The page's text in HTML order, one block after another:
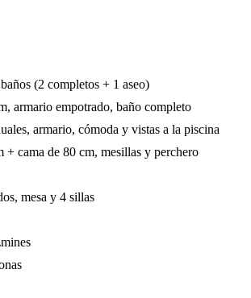
(2 completos + 1 aseo)
armario empotrado, baño completo
armario, cómoda y vistas a la piscina
cama de 80 cm, mesillas y perchero
mesa y 4 sillas